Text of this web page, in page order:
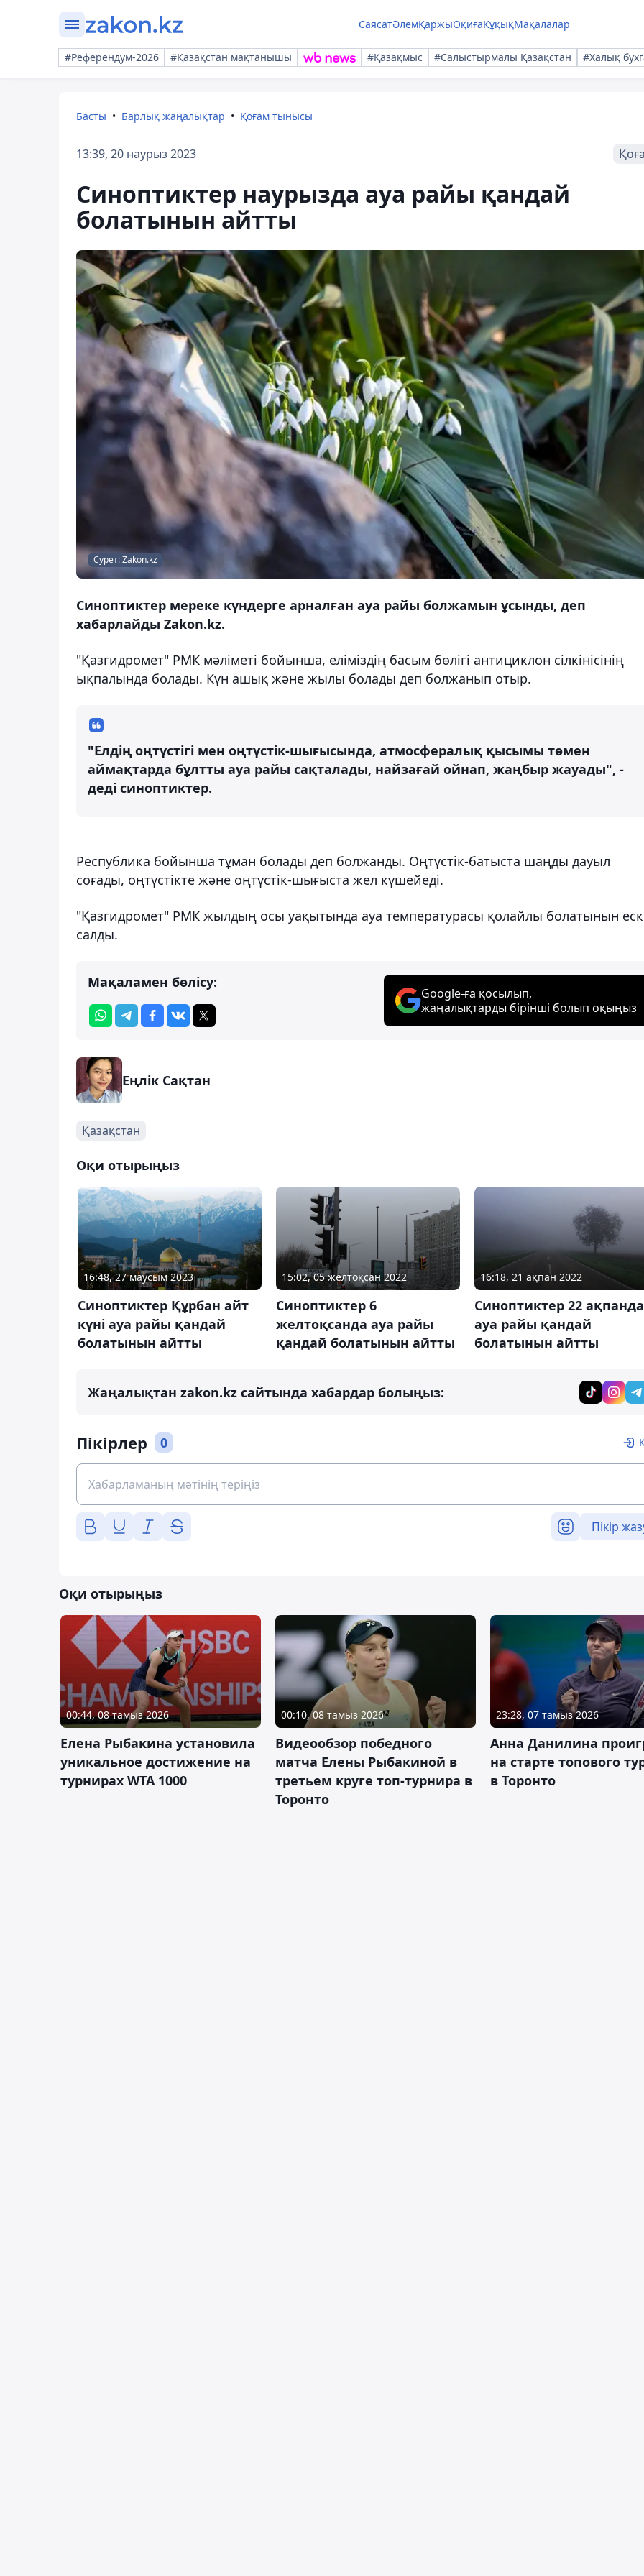
СаясатӘлемҚаржыОқиғаҚұқықМақалалар
#Референдум-2026 #Қазақстан мақтанышы #Қазақмыс #Салыстырмалы Қазақстан #Халық
Басты Барлық жаңалықтар Қоғам тынысы
13:39, 20 наурыз 2023
Синоптиктер наурызда ауа райы қандай
болатынын айтты
Сурет: Zakon.kz
Синоптиктер мереке күндерге арналған ауа райы болжамын ұсынды, деп
хабарлайды Zakon.kz.
"Қазгидромет" РМК мәліметі бойынша, еліміздің басым бөлігі антициклон сілкінісінің
ықпалында болады. Күн ашық және жылы болады деп болжанып отыр.
"Елдің оңтүстігі мен оңтүстік-шығысында, атмосфералық қысымы төмен
аймақтарда бұлтты ауа райы сақталады, найзағай ойнап, жаңбыр жауады", -
деді синоптиктер.
Республика бойынша тұман болады деп болжанды. Оңтүстік-батыста шаңды дауыл
соғады, оңтүстікте және оңтүстік-шығыста жел күшейеді.
"Қазгидромет" РМК жылдың осы уақытында ауа температурасы қолайлы болатынын
салды.
Мақаламен бөлісу:
Google-ға қосылып,
жаңалықтарды бірінші болып оқыңыз
Еңлік Сақтан
Қазақстан
Оқи отырыңыз
16:48, 27 маусым 2023
Синоптиктер Құрбан айт
күні ауа райы қандай
болатынын айтты
15:02, 05 желтоқсан 2022
Синоптиктер 6
желтоқсанда ауа райы
қандай болатынын айтты
16:18, 21 ақпан 2022
Синоптиктер 22 ақпанда
ауа райы қандай
болатынын айтты
Жаңалықтан zakon.kz сайтында хабардар болыңыз:
Пікірлер 0
Пікір
Оқи отырыңыз
00:44, 08 тамыз 2026
Елена Рыбакина установила
уникальное достижение на
турнирах WTA 1000
00:10, 08 тамыз 2026
Видеообзор победного
матча Елены Рыбакиной в
третьем круге топ-турнира в
Торонто
23:28, 07 тамыз 2026
Анна Данилина
на старте топового
в Торонто